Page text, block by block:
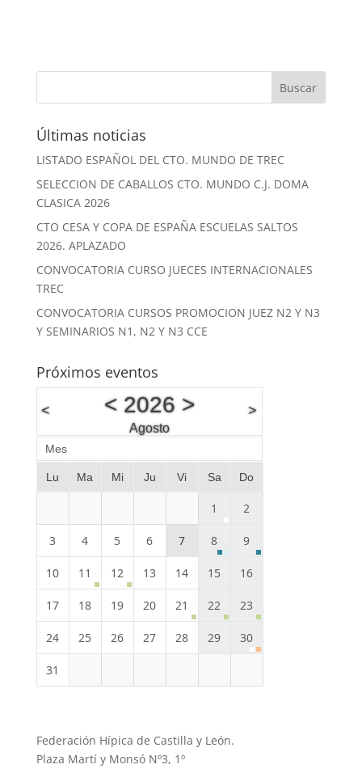
Últimas noticias
LISTADO ESPAÑOL DEL CTO. MUNDO DE TREC
SELECCION DE CABALLOS CTO. MUNDO C.J. DOMA
CLASICA 2026
CTO CESA Y COPA DE ESPAÑA ESCUELAS SALTOS
2026. APLAZADO
CONVOCATORIA CURSO JUECES INTERNACIONALES
TREC
CONVOCATORIA CURSOS PROMOCION JUEZ N2 Y N3
Y SEMINARIOS N1, N2 Y N3 CCE
Próximos eventos
< < 2026>
Agosto
>
Mes
Lu Ma Mi Ju Vi Sa Do
1 2
3 4 5 6 7 8 9
10 11 12 13 14 15 16
17 18 19 20 21 22 23
24 25 26 27 28 29 30
31
Federación Hípica de Castilla y León.
Plaza Martí y Monsó Nº3, 1º